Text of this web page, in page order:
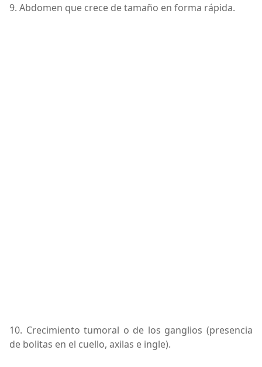
9. Abdomen que crece de tamaño en forma rápida.
10. Crecimiento tumoral o de los ganglios (presencia
de bolitas en el cuello, axilas e ingle).